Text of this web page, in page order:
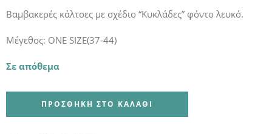
Βαμβακερές κάλτσες με σχέδιο “Κυκλάδες” φόντο λευκό.
Μέγεθος: ONE SIZE(37-44)
Σε απόθεμα
ΠΡΟΣΘΉΚΗ ΣΤΟ ΚΑΛΆΘΙ